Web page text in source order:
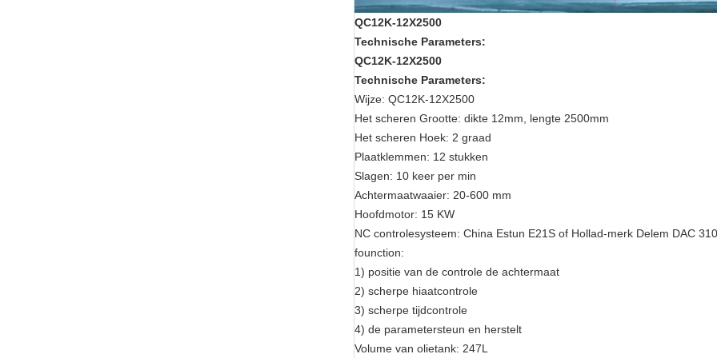
QC12K-12X2500
Technische Parameters:
QC12K-12X2500
Technische Parameters:
Wijze: QC12K-12X2500
Het scheren Grootte: dikte 12mm, lengte 2500mm
Het scheren Hoek: 2 graad
Plaatklemmen: 12 stukken
Slagen: 10 keer per min
Achtermaatwaaier: 20-600 mm
Hoofdmotor: 15 KW
NC controlesysteem: China Estun E21S of Hollad-merk Delem DAC
founction:
1) positie van de controle de achtermaat
2) scherpe hiaatcontrole
3) scherpe tijdcontrole
4) de parametersteun en herstelt
Volume van olietank: 247L